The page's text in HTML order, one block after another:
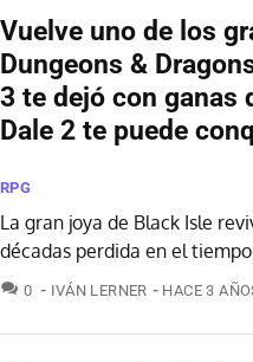
Vuelve uno de los
Dungeons &
3 te dejó con ganas
Dale 2 te puede
RPG
La gran joya de Black Isle
décadas perdida en el tiempo
0 COMENTARIOS
IVÁN LERNER HACE 3